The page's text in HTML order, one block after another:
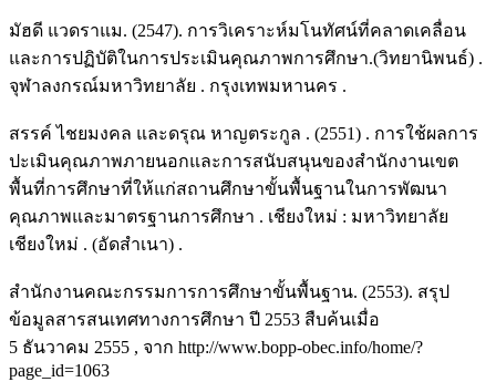
มัฮดี แวดราแม. (2547). การวิเคราะห์มโนทัศน์ที่คลาดเคลื่อน
และการปฏิบัติในการประเมินคุณภาพการศึกษา.(วิทยานิพนธ์) .
จุฬาลงกรณ์มหาวิทยาลัย . กรุงเทพมหานคร .
สรรค์ ไชยมงคล และดรุณ หาญตระกูล . (2551) . การใช้ผลการ
ปะเมินคุณภาพภายนอกและการสนับสนุนของสำนักงานเขต
พื้นที่การศึกษาที่ให้แก่สถานศึกษาขั้นพื้นฐานในการพัฒนา
คุณภาพและมาตรฐานการศึกษา . เชียงใหม่ : มหาวิทยาลัย
เชียงใหม่ . (อัดสำเนา) .
สำนักงานคณะกรรมการการศึกษาขั้นพื้นฐาน. (2553). สรุป
ข้อมูลสารสนเทศทางการศึกษา ปี 2553 สืบค้นเมื่อ
5 ธันวาคม 2555 , จาก http://www.bopp-obec.info/home/?
page_id=1063